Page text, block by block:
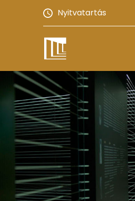
Nyitvatartás